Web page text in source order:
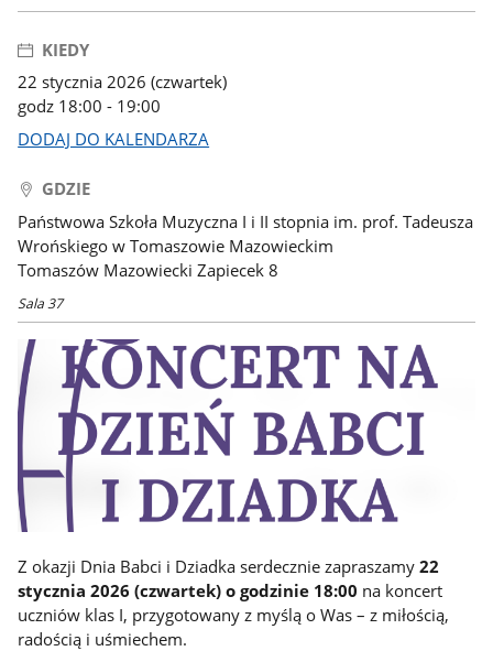
KIEDY
22 stycznia 2026 (czwartek)
godz 18:00 - 19:00
DODAJ DO KALENDARZA
GDZIE
Państwowa Szkoła Muzyczna I i II stopnia im. prof. Tadeusza
Wrońskiego w Tomaszowie Mazowieckim
Tomaszów Mazowiecki Zapiecek 8
Sala 37
Z okazji Dnia Babci i Dziadka serdecznie zapraszamy22
stycznia 2026 (czwartek) o godzinie 18:00 na koncert
uczniów klas I, przygotowany z myślą o Was – z miłością,
radością i uśmiechem.